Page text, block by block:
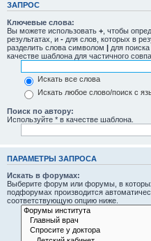
ЗАПРОС
Ключевые слова:
Вы можете использовать + , чтобы
результатах, и - для слов, которых в
разделить слова символом | для
качестве шаблона для частичного
Искать все слова
Искать любое слово/поиск с
Поиск по автору:
Используйте * в качестве шаблона.
ПАРАМЕТРЫ ЗАПРОСА
Искать в форумах:
Выберите форум или форумы, в
подфорумах производится
соответствующую опцию ниже.